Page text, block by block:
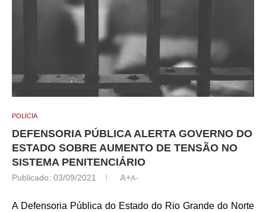
POLÍCIA
DEFENSORIA PÚBLICA ALERTA GOVERNO DO
ESTADO SOBRE AUMENTO DE TENSÃO NO
SISTEMA PENITENCIÁRIO
Publicado: 03/09/2021 A+A-
A Defensoria Pública do Estado do Rio Grande do Norte